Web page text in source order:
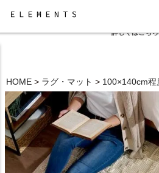
検索
夏季休業と一部地域配送
詳しくはこちら
HOME ラグ・マット 100×140cm程